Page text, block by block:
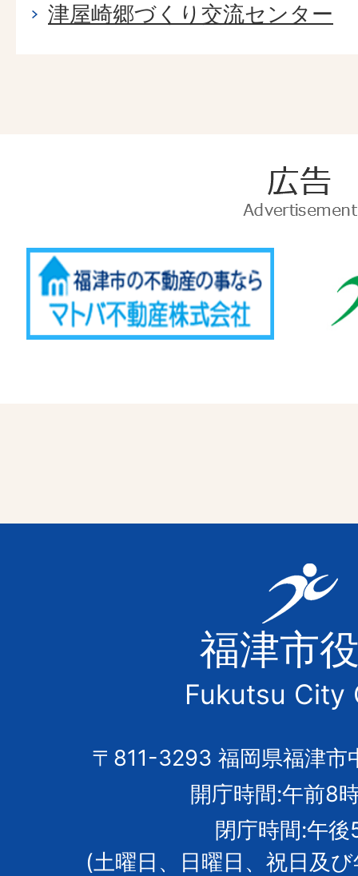
津屋崎郷づくり交流センター
告
福
津
市
の
市
章
福津市
Fukutsu City
〒811-3293 福岡県福津市
開庁時間:午前8
閉庁時間:午後
(土曜日、日曜日、祝日及